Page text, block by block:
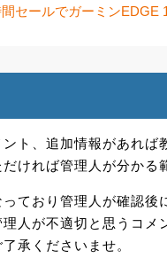
セールでガーミンEDGE
ト、追加情報があれば
ければ管理人が分かる
ており管理人が確認後
人が不適切と思うコメ
承くださいませ。